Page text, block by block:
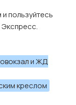
пользуйтесь
и ЖД
креслом